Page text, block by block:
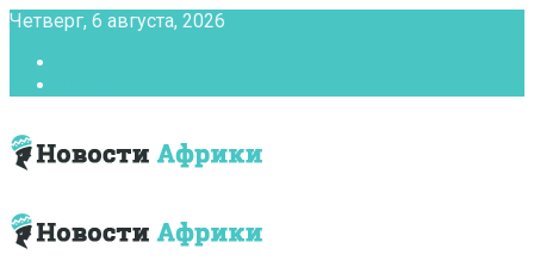
Четверг, 6 августа, 2026